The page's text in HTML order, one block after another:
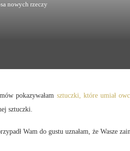
nowych rzeczy
pokazywałam sztuczki, które umiał
sztuczki.
Wam do gustu uznałam, że Wasze